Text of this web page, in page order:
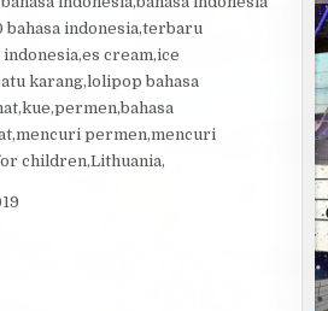
indonesia,terbaru
cream,ice
karang,lolipop bahasa
permen,mencuri
children,Lithuania,